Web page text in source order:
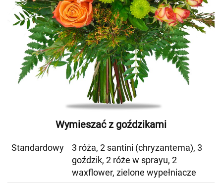
Wymieszać z goździkami
Standardowy
3 róża, 2 santini (chryzantema), 3
goździk, 2 róże w sprayu, 2
waxflower, zielone wypełniacze